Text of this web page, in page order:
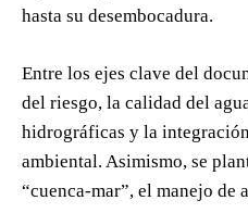
hasta su desembocadura.
Entre los ejes clave del
del riesgo, la calidad del
hidrográficas y la
ambiental. Asimismo, se
“cuenca-mar”, el manejo de